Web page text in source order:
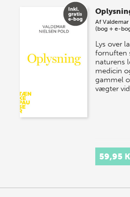
Af
(bog + e-
Lys over
fornuften
naturens
medicin
gammel
vægter
59,95